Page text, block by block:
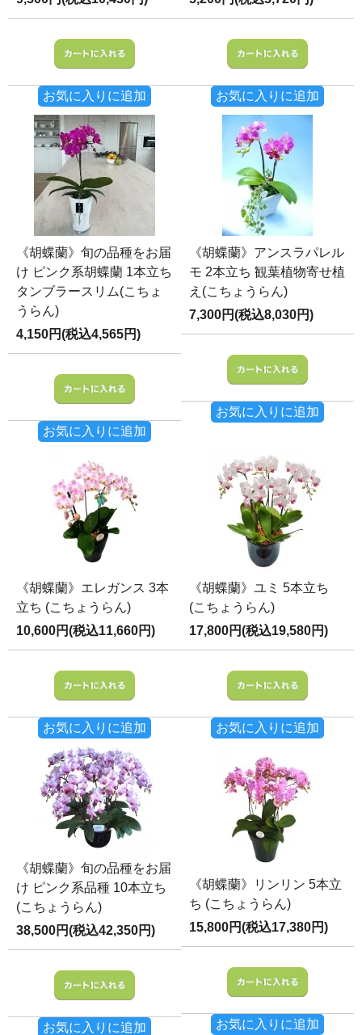
お気に入りに追加 お気に入りに追加
《胡蝶蘭》旬の品種をお届
け ピンク系胡蝶蘭 1本立ち
タンブラースリム(こちょ
うらん)
4,150円(税込4,565円)
お気に入りに追加
《胡蝶蘭》アンスラパレル
モ 2本立ち 観葉植物寄せ植
え(こちょうらん)
7,300円(税込8,030円)
お気に入りに追加
《胡蝶蘭》エレガンス 3本
立ち (こちょうらん)
10,600円(税込11,660円)
お気に入りに追加
《胡蝶蘭》ユミ 5本立ち
(こちょうらん)
17,800円(税込19,580円)
お気に入りに追加
《胡蝶蘭》旬の品種をお届
け ピンク系品種 10本立ち
(こちょうらん)
38,500円(税込42,350円)
お気に入りに追加
《胡蝶蘭》リンリン 5本立
ち (こちょうらん)
15,800円(税込17,380円)
お気に入りに追加